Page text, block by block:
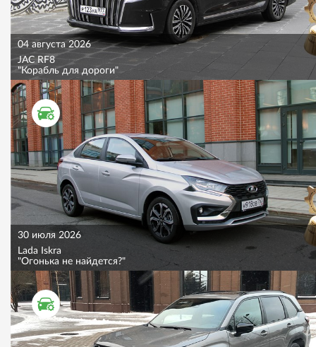
04 августа 2026
JAC RF8
"Корабль для дороги"
ТЕСТ ДРАЙВ
30 июля 2026
Lada Iskra
"Огонька не найдется?"
ТЕСТ ДРАЙВ